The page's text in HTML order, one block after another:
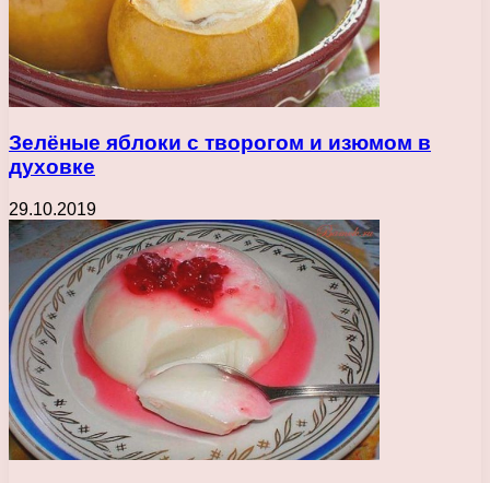
Зелёные яблоки с творогом и изюмом в
духовке
29.10.2019